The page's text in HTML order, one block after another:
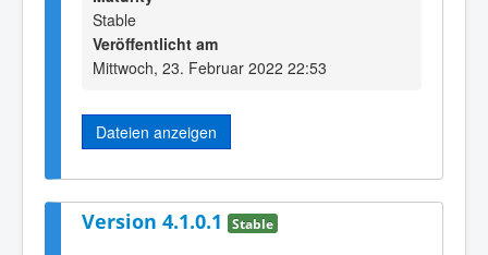
Stable
Veröffentlicht am
Mittwoch, 23. Februar 2022 22:53
Dateien anzeigen
Version 4.1.0.1 Stable